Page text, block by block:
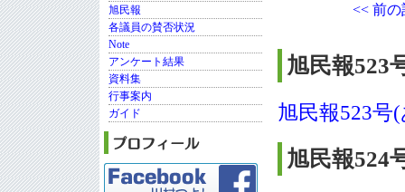
<< 前の
旭民報523
旭民報523号
旭民報524
旭民報
各議員の賛否状況
Note
アンケート結果
資料集
行事案内
ガイド